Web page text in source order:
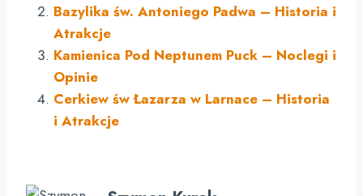
Bazylika św. Antoniego Padwa – Historia i
Atrakcje
Kamienica Pod Neptunem Puck – Noclegi i
Opinie
Cerkiew św Łazarza w Larnace – Historia
i Atrakcje